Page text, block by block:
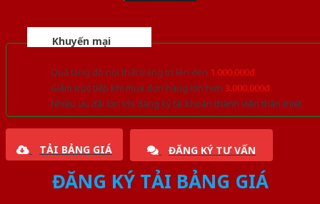
Khuyến mại
Quà tặng đồ nội thất trang trí lên đến 1.000.000đ
Giảm trực tiếp khi mua đơn hàng lớn hơn 3.000.000đ
Nhiều ưu đãi lớn khi đăng ký tài khoản thành viên thân thiết
TẢI BẢNG GIÁ ĐĂNG KÝ TƯ VẤN
ĐĂNG KÝ TẢI BẢNG GIÁ